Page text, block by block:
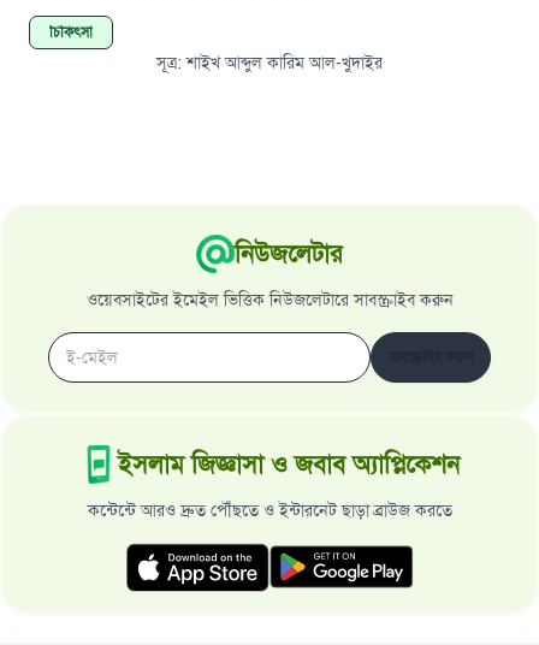
চিকিৎসা
সূত্র:শাইখ আব্দুল কারিম আল-খুদাইর
নিউজলেটার
ওয়েবসাইটের ইমেইল ভিত্তিক নিউজলেটারে সাবস্ক্রাইব করুন
ইসলাম জিজ্ঞাসা ও জবাব অ্যাপ্লিকেশন
কন্টেন্টে আরও দ্রুত পৌঁছতে ও ইন্টারনেট ছাড়া ব্রাউজ করতে